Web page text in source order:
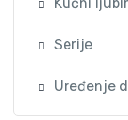
Serije
Uređenje